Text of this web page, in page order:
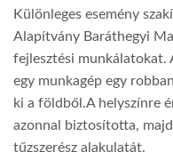
Különleges esemény
Alapítvány Baráthegyi
fejlesztési munkálatokat.
egy munkagép egy
ki a földből.A helyszínre
azonnal biztosította,
tűzszerész alakulatát.